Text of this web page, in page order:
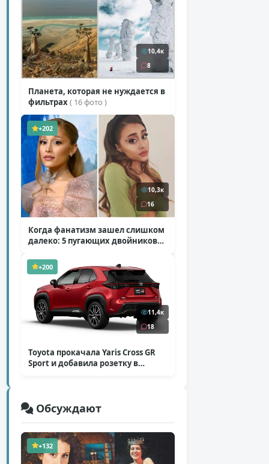
10,4к
8
Планета, которая не нуждается в
фильтрах( 16 фото )
+202
10,3к
16
Когда фанатизм зашел слишком
далеко: 5 пугающих двойников
+200
11,4к
18
Toyota прокачала Yaris Cross GR
Sport и добавила розетку в
Обсуждают
+132